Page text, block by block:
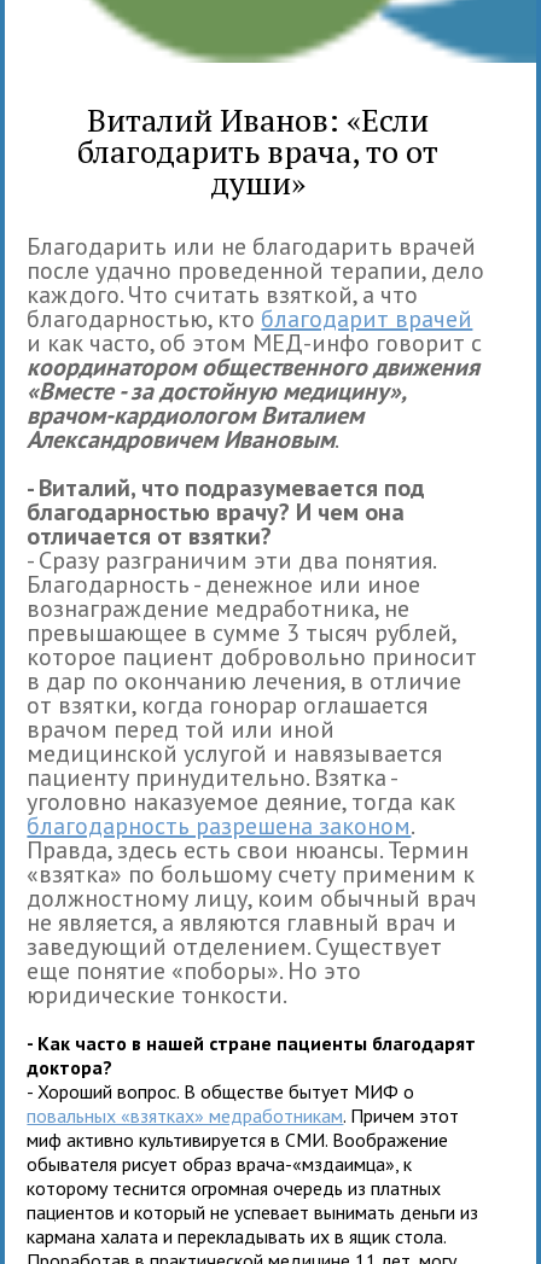
Виталий Иванов: «Если
благодарить врача, то от
души»
Благодарить или не благодарить врачей
после удачно проведенной терапии, дело
каждого. Что считать взяткой, а что
благодарностью, кто благодарит врачей
и как часто, об этом МЕД-инфо говорит с
координатором общественного движения
«Вместе - за достойную медицину»,
врачом-кардиологом Виталием
Александровичем Ивановым.
- Виталий, что подразумевается под
благодарностью врачу? И чем она
отличается от взятки?
- Сразу разграничим эти два понятия.
Благодарность - денежное или иное
вознаграждение медработника, не
превышающее в сумме 3 тысяч рублей,
которое пациент добровольно приносит
в дар по окончанию лечения, в отличие
от взятки, когда гонорар оглашается
врачом перед той или иной
медицинской услугой и навязывается
пациенту принудительно. Взятка -
уголовно наказуемое деяние, тогда как
благодарность разрешена законом.
Правда, здесь есть свои нюансы. Термин
«взятка» по большому счету применим к
должностному лицу, коим обычный врач
не является, а являются главный врач и
заведующий отделением. Существует
еще понятие «поборы». Но это
юридические тонкости.
- Как часто в нашей стране пациенты благодарят
доктора?
- Хороший вопрос. В обществе бытует МИФ о
повальных «взятках» медработникам. Причем этот
миф активно культивируется в СМИ. Воображение
обывателя рисует образ врача-«мздаимца», к
которому теснится огромная очередь из платных
пациентов и который не успевает вынимать деньги из
кармана халата и перекладывать их в ящик стола.